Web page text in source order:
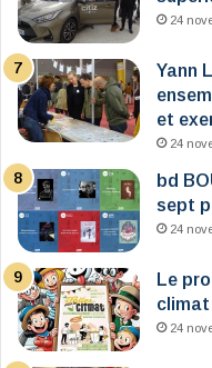
24
Yann
et
24
bd
sept
24
Le
climat
24